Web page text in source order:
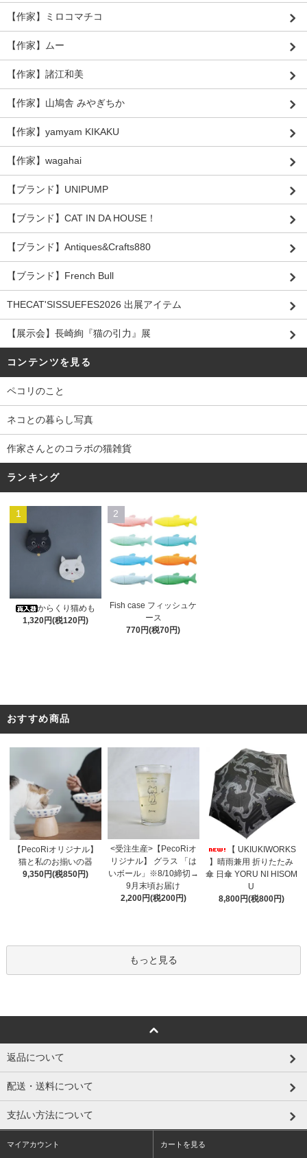
【作家】ミロコマチコ
【作家】ムー
【作家】諸江和美
【作家】山鳩舎 みやぎちか
【作家】yamyam KIKAKU
【作家】wagahai
【ブランド】UNIPUMP
【ブランド】CAT IN DA HOUSE！
【ブランド】Antiques&Crafts880
【ブランド】French Bull
THECAT'SISSUEFES2026 出展アイテム
【展示会】長崎絢『猫の引力』展
コンテンツを見る
ペコリのこと
ネコとの暮らし写真
作家さんとのコラボの猫雑貨
ランキング
1
からくり猫めも
1,320円(税120円)
2
Fish case フィッシュケ
ース
770円(税70円)
おすすめ商品
【PecoRiオリジナル】
猫と私のお揃いの器
9,350円(税850円)
<受注生産>【PecoRiオ
リジナル】 グラス 「は
いボール」※8/10締切→
9月末頃お届け
2,200円(税200円)
【 UKIUKIWORKS
】晴雨兼用 折りたたみ
傘 日傘 YORU NI HISOM
U
8,800円(税800円)
もっと見る
返品について
配送・送料について
支払い方法について
マイアカウント カートを見る